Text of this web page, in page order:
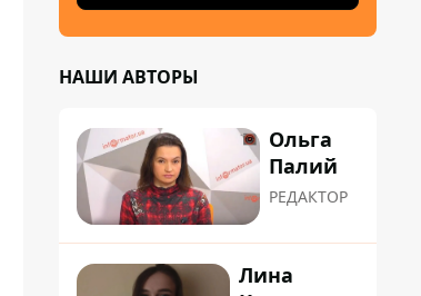
НАШИ АВТОРЫ
Ольга
Палий
РЕДАКТОР
Лина